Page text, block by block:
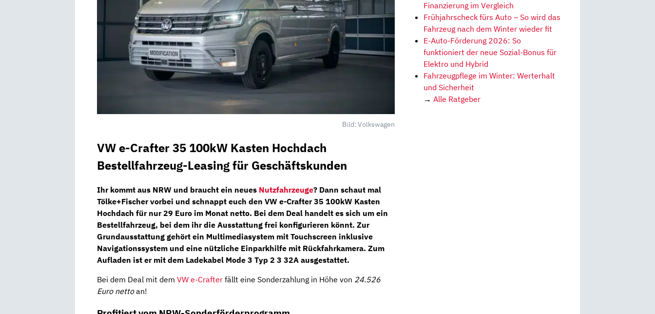
Bild: Volkswagen
VW e-Crafter 35 100kW Kasten Hochdach
Bestellfahrzeug-Leasing für Geschäftskunden
Ihr kommt aus NRW und braucht ein neues Nutzfahrzeuge? Dann schaut mal
Tölke+Fischervorbei und schnappt euch den VW e-Crafter 35 100kW Kasten
Hochdach für nur29 Euro im Monat netto. Bei dem Deal handelt es sich um ein
Bestellfahrzeug, bei dem ihr die Ausstattung frei konfigurieren könnt. Zur
Grundausstattung gehört ein Multimediasystem mit Touchscreen inklusive
Navigationssystem und eine nützliche Einparkhilfe mit Rückfahrkamera. Zum
Aufladen ist er mit dem Ladekabel Mode 3 Typ 2 3 32A ausgestattet.
Bei dem Deal mit dem VW e-Crafter fällt eine Sonderzahlung in Höhe von 24.526
Euro nettoan!
Finanzierung im Vergleich
Frühjahrscheck fürs Auto – So wird das
Fahrzeug nach dem Winter wieder fit
E-Auto-Förderung 2026: So
funktioniert der neue Sozial-Bonus für
Elektro und Hybrid
Fahrzeugpflege im Winter: Werterhalt
und Sicherheit
→ Alle Ratgeber